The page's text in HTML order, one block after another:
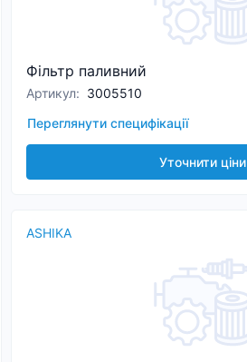
Фільтр паливний
Артикул: 3005510
Переглянути специфікації
Уточнити ціни
ASHIKA